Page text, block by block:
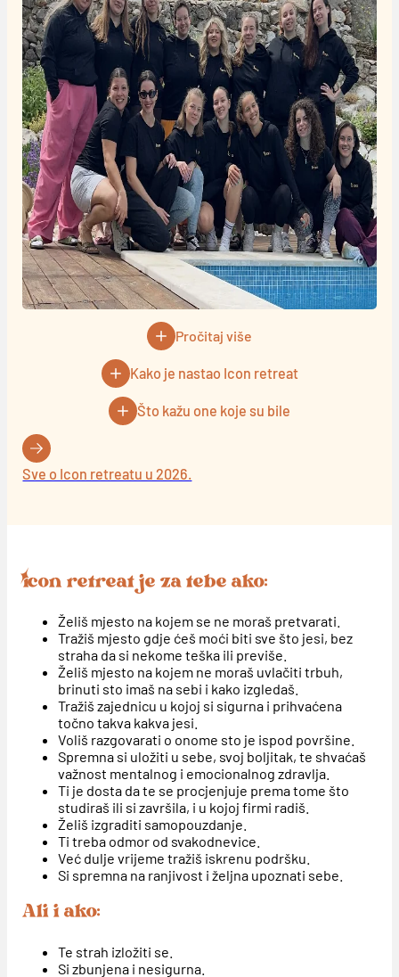
Pročitaj više
Kako je nastao Icon retreat
Što kažu one koje su bile
Sve o Icon retreatu u 2026.
Icon retreat je za tebe ako:
Želiš mjesto na kojem se ne moraš pretvarati.
Tražiš mjesto gdje ćeš moći biti sve što jesi, bez
straha da si nekome teška ili previše.
Želiš mjesto na kojem ne moraš uvlačiti trbuh,
brinuti sto imaš na sebi i kako izgledaš.
Tražiš zajednicu u kojoj si sigurna i prihvaćena
točno takva kakva jesi.
Voliš razgovarati o onome sto je ispod površine.
Spremna si uložiti u sebe, svoj boljitak, te shvaćaš
važnost mentalnog i emocionalnog zdravlja.
Ti je dosta da te se procjenjuje prema tome što
studiraš ili si završila, i u kojoj firmi radiš.
Želiš izgraditi samopouzdanje.
Ti treba odmor od svakodnevice.
Već dulje vrijeme tražiš iskrenu podršku.
Si spremna na ranjivost i željna upoznati sebe.
Ali i ako:
Te strah izložiti se.
Si zbunjena i nesigurna.